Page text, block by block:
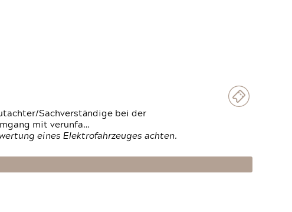
Sachverständige bei der
mit verunfa…
eines Elektrofahrzeuges achten.